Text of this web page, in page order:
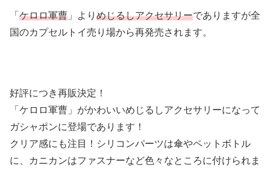
「 ケロロ軍曹 」より めじるしアクセサリーでありますが全
国のカプセルトイ売り場から再発売されます。
好評につき再販決定！
「ケロロ軍曹」がかわいいめじるしアクセサリーになって
ガシャポンに登場であります！
クリア感にも注目！シリコンパーツは傘やペットボトル
に、カニカンはファスナーなど色々なところに付けられま